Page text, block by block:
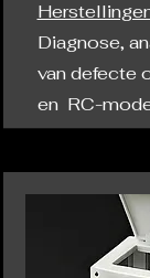
Diagnose,
van defecte
en RC-